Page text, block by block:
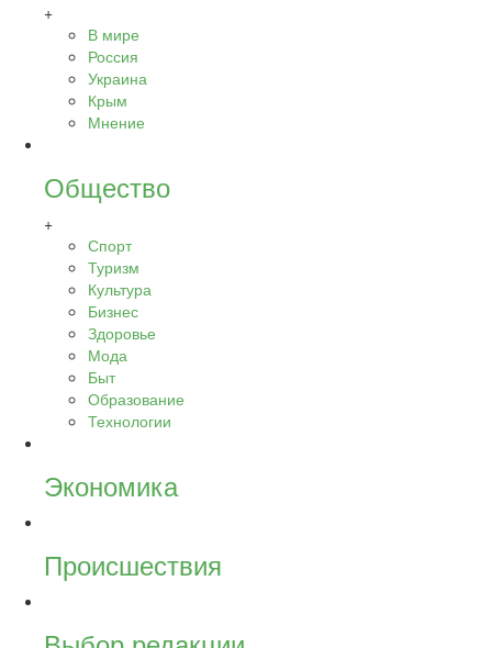
+
В мире
Россия
Украина
Крым
Мнение
Общество
+
Спорт
Туризм
Культура
Бизнес
Здоровье
Мода
Быт
Образование
Технологии
Экономика
Происшествия